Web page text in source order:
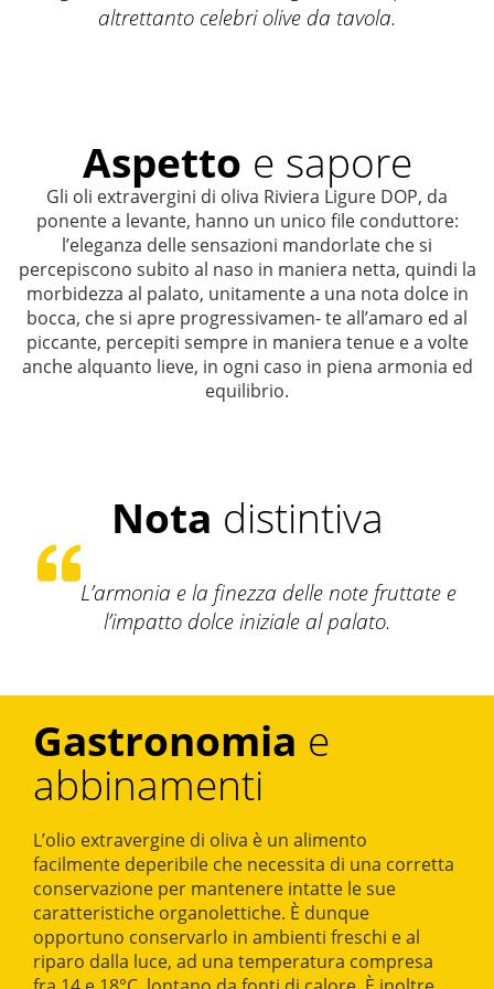
altrettanto celebri olive da tavola.
Aspetto e sapore
Gli oli extravergini di oliva Riviera Ligure DOP, da
ponente a levante, hanno un unico file conduttore:
l’eleganza delle sensazioni mandorlate che si
percepiscono subito al naso in maniera netta, quindi la
morbidezza al palato, unitamente a una nota dolce in
bocca, che si apre progressivamen- te all’amaro ed al
piccante, percepiti sempre in maniera tenue e a volte
anche alquanto lieve, in ogni caso in piena armonia ed
equilibrio.
Nota distintiva
L’armonia e la finezza delle note fruttatee
l’impatto dolce iniziale al palato.
Gastronomia e
abbinamenti
L’olio extravergine di oliva è un alimento
facilmente deperibile che necessita di una corretta
conservazione per mantenere intatte le sue
caratteristiche organolettiche. È dunque
opportuno conservarlo in ambienti freschi e al
riparo dalla luce, ad una temperatura compresa